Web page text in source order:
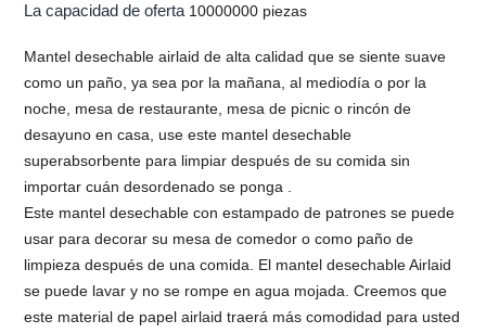
La capacidad de oferta 10000000 piezas
Mantel desechable airlaid de alta calidad que se siente suave
como un paño, ya sea por la mañana, al mediodía o por la
noche, mesa de restaurante, mesa de picnic o rincón de
desayuno en casa, use este mantel desechable
superabsorbente para limpiar después de su comida sin
importar cuán desordenado se ponga .
Este mantel desechable con estampado de patrones se puede
usar para decorar su mesa de comedor o como paño de
limpieza después de una comida. El mantel desechable Airlaid
se puede lavar y no se rompe en agua mojada. Creemos que
este material de papel airlaid traerá más comodidad para usted